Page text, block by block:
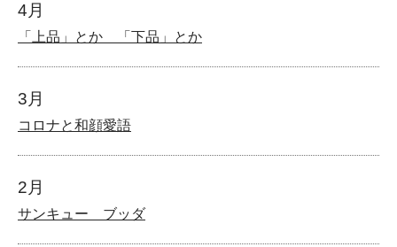
4月
「上品」とか 「下品」とか
3月
コロナと和顔愛語
2月
サンキュー ブッダ